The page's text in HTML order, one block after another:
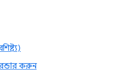
করুন